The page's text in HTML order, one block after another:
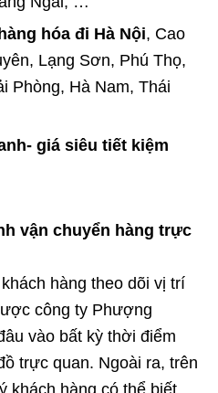
hóa đi Hà Nội, Cao
Lạng Sơn, Phú Thọ,
Phòng, Hà Nam, Thái
giá siêu tiết kiệm
vận chuyển hàng trực
hàng theo dõi vị trí
công ty Phượng
vào bất kỳ thời điểm
trực quan. Ngoài ra, trên
khách hàng có thể biết